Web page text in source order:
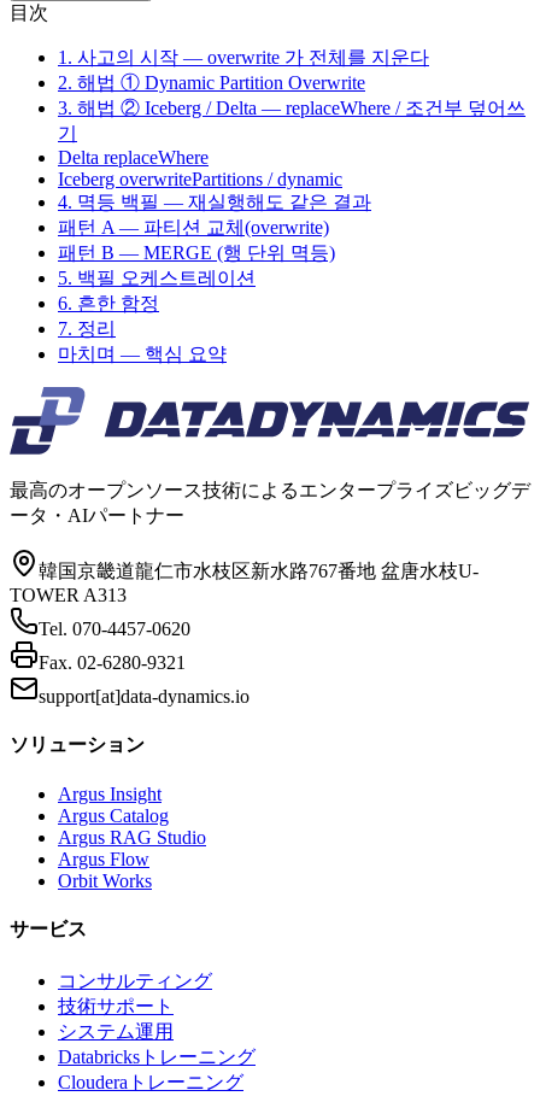
目次
1. 사고의 시작 — overwrite 가 전체를 지운다
2. 해법 ① Dynamic Partition Overwrite
3. 해법 ② Iceberg / Delta — replaceWhere / 조건부 덮어쓰
기
Delta replaceWhere
Iceberg overwritePartitions / dynamic
4. 멱등 백필 — 재실행해도 같은 결과
패턴 A — 파티션 교체(overwrite)
패턴 B — MERGE (행 단위 멱등)
5. 백필 오케스트레이션
6. 흔한 함정
7. 정리
마치며 — 핵심 요약
最高のオープンソース技術によるエンタープライズビッグデ
ータ・AIパートナー
韓国京畿道龍仁市水枝区新水路767番地 盆唐水枝U-
TOWER A313
Tel. 070-4457-0620
Fax. 02-6280-9321
support[at]data-dynamics.io
ソリューション
Argus Insight
Argus Catalog
Argus RAG Studio
Argus Flow
Orbit Works
サービス
コンサルティング
技術サポート
システム運用
Databricksトレーニング
Clouderaトレーニング